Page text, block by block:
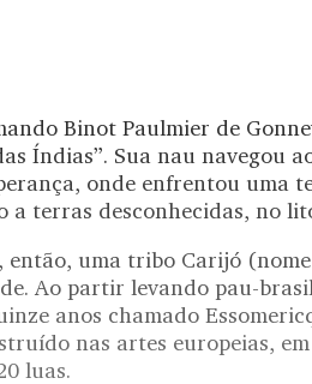
Binot Paulmier de
Índias”. Sua nau navegou
onde enfrentou uma
a terras desconhecidas, no
uma tribo Carijó
Ao partir levando pau-
anos chamado
nas artes europeias,
luas.